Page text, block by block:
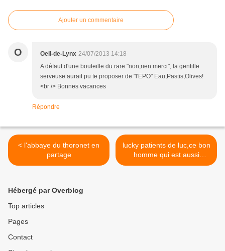
Ajouter un commentaire
O Oeil-de-Lynx 24/07/2013 14:18
A défaut d'une bouteille du rare "non,rien merci", la gentille
serveuse aurait pu te proposer de "l'EPO" Eau,Pastis,Olives!
<br /> Bonnes vacances
Répondre
< l'abbaye du thoronet en
partage
lucky patients de luc,ce bon
homme qui est aussi
vétérinaire >
Hébergé par Overblog
Top articles
Pages
Contact